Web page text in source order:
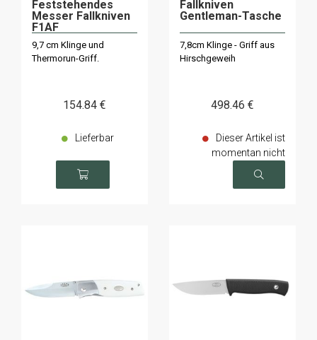
Feststehendes
Messer Fallkniven
F1AF
9,7 cm Klinge und
Thermorun-Griff.
154.84 €
Lieferbar
Fallkniven
Gentleman-Tasche
7,8cm Klinge - Griff aus
Hirschgeweih
498.46 €
Dieser Artikel ist
momentan nicht
verfügbar